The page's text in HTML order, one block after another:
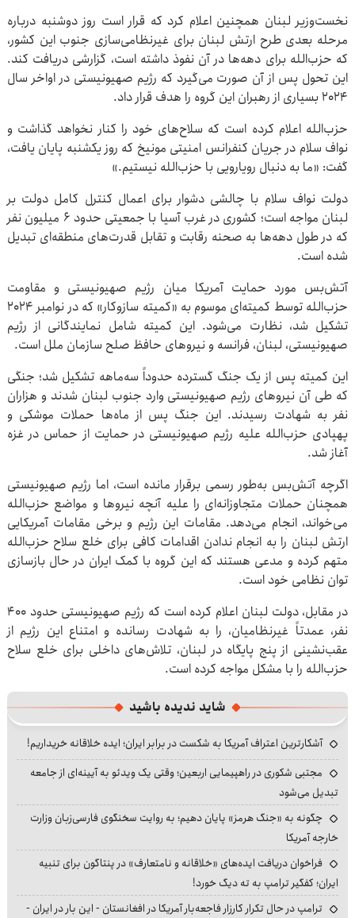
نخست‌وزیر لبنان همچنین اعلام کرد که قرار است روز دوشنبه درباره
مرحله بعدی طرح ارتش لبنان برای غیرنظامی‌سازی جنوب این کشور،
که حزب‌الله برای دهه‌ها در آن نفوذ داشته است، گزارشی دریافت کند.
این تحول پس از آن صورت می‌گیرد که رژیم صهیونیستی در اواخر سال
۲۰۲۴ بسیاری از رهبران این گروه را هدف قرار داد.
حزب‌الله اعلام کرده است که سلاح‌های خود را کنار نخواهد گذاشت و
نواف سلام در جریان کنفرانس امنیتی مونیخ که روز یکشنبه پایان یافت،
گفت: «ما به دنبال رویارویی با حزب‌الله نیستیم.»
دولت نواف سلام با چالشی دشوار برای اعمال کنترل کامل دولت بر
لبنان مواجه است؛ کشوری در غرب آسیا با جمعیتی حدود ۶ میلیون نفر
که در طول دهه‌ها به صحنه رقابت و تقابل قدرت‌های منطقه‌ای تبدیل
شده است.
آتش‌بس مورد حمایت آمریکا میان رژیم صهیونیستی و مقاومت
حزب‌الله توسط کمیته‌ای موسوم به «کمیته سازوکار» که در نوامبر ۲۰۲۴
تشکیل شد، نظارت می‌شود. این کمیته شامل نمایندگانی از رژیم
صهیونیستی، لبنان، فرانسه و نیروهای حافظ صلح سازمان ملل است.
این کمیته پس از یک جنگ گسترده حدوداً سه‌ماهه تشکیل شد؛ جنگی
که طی آن نیروهای رژیم صهیونیستی وارد جنوب لبنان شدند و هزاران
نفر به شهادت رسیدند. این جنگ پس از ماه‌ها حملات موشکی و
پهپادی حزب‌الله علیه رژیم صهیونیستی در حمایت از حماس در غزه
آغاز شد.
اگرچه آتش‌بس به‌طور رسمی برقرار مانده است، اما رژیم صهیونیستی
همچنان حملات متجاوزانه‌ای را علیه آنچه نیروها و مواضع حزب‌الله
می‌خواند، انجام می‌دهد. مقامات این رژیم و برخی مقامات آمریکایی
ارتش لبنان را به انجام ندادن اقدامات کافی برای خلع سلاح حزب‌الله
متهم کرده و مدعی هستند که این گروه با کمک ایران در حال بازسازی
توان نظامی خود است.
در مقابل، دولت لبنان اعلام کرده است که رژیم صهیونیستی حدود ۴۰۰
نفر، عمدتاً غیرنظامیان، را به شهادت رسانده و امتناع این رژیم از
عقب‌نشینی از پنج پایگاه در لبنان، تلاش‌های داخلی برای خلع سلاح
حزب‌الله را با مشکل مواجه کرده است.
شاید ندیده باشید
آشکارترین اعتراف آمریکا به شکست در برابر ایران؛ ایده خلاقانه خریداریم!
مجتبی شکوری در راهپیمایی اربعین؛ وقتی یک ویدئو به آیینه‌ای از جامعه
تبدیل می‌شود
چگونه به «جنگ هرمز» پایان دهیم؛ به روایت سخنگوی فارسی‌زبان وزارت
خارجه آمریکا
فراخوان دریافت ایده‌های «خلاقانه و نامتعارف» در پنتاگون برای تنبیه
ایران؛ کفگیر ترامپ به ته دیگ خورد!
ترامپ در حال تکرار کارزار فاجعه‌بار آمریکا در افغانستان - این بار در ایران -